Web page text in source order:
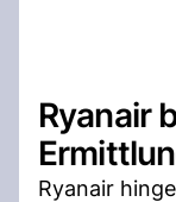
Ryanair
Ryanair